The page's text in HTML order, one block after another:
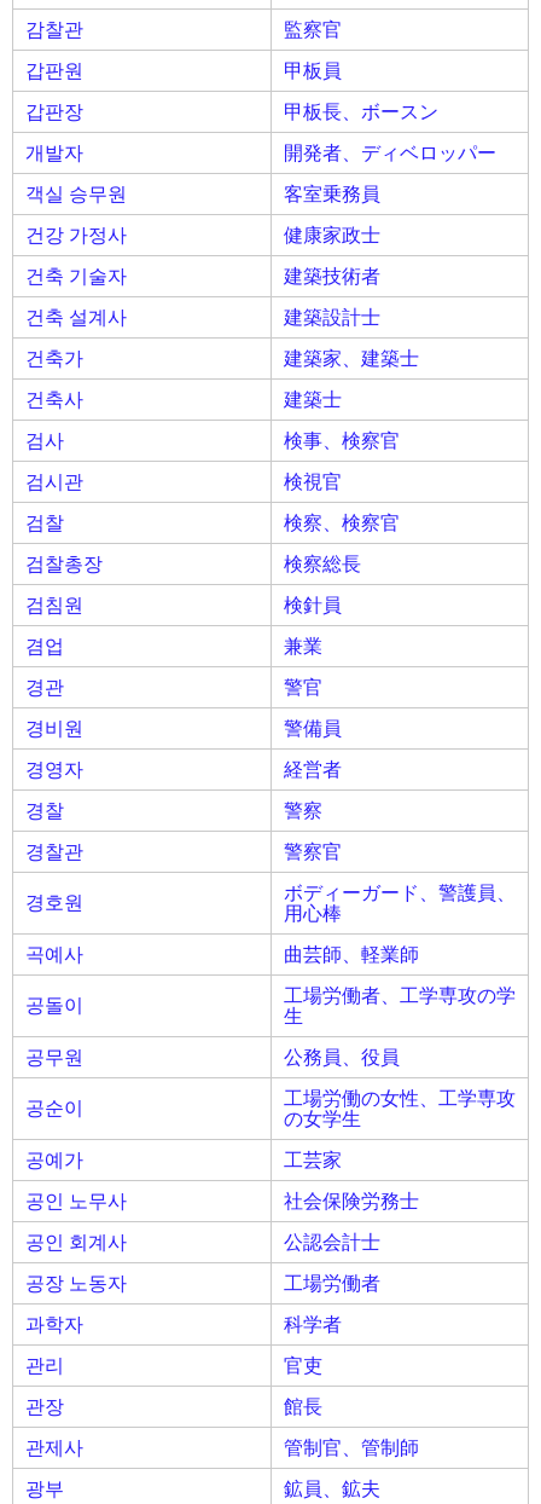
감찰관
監察官
갑판원
甲板員
갑판장
甲板長、ボースン
개발자
開発者、ディベロッパー
객실 승무원
客室乗務員
건강 가정사
健康家政士
건축 기술자
建築技術者
건축 설계사
建築設計士
건축가
建築家、建築士
건축사
建築士
검사
検事、検察官
검시관
検視官
검찰
検察、検察官
검찰총장
検察総長
검침원
検針員
겸업
兼業
경관
警官
경비원
警備員
경영자
経営者
경찰
警察
경찰관
警察官
경호원
ボディーガード、警護員、
用心棒
곡예사
曲芸師、軽業師
공돌이
工場労働者、工学専攻の学
生
공무원
公務員、役員
공순이
工場労働の女性、工学専攻
の女学生
공예가
工芸家
공인 노무사
社会保険労務士
공인 회계사
公認会計士
공장 노동자
工場労働者
과학자
科学者
관리
官吏
관장
館長
관제사
管制官、管制師
광부
鉱員、鉱夫